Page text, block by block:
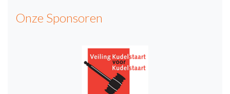
Onze Sponsoren